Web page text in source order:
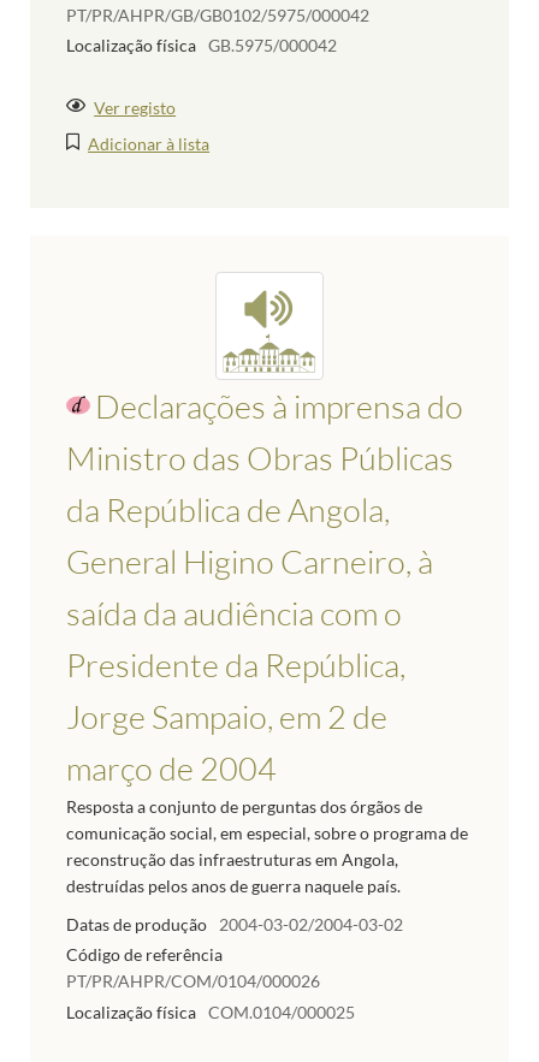
PT/PR/AHPR/GB/GB0102/5975/000042
Localização física GB.5975/000042
Ver registo
Adicionar à lista
Declarações à imprensa do
Ministro das Obras Públicas
da República de Angola,
General Higino Carneiro, à
saída da audiência com o
Presidente da República,
Jorge Sampaio, em 2 de
março de 2004
Resposta a conjunto de perguntas dos órgãos de
comunicação social, em especial, sobre o programa de
reconstrução das infraestruturas em Angola,
destruídas pelos anos de guerra naquele país.
Datas de produção
2004-03-02/2004-03-02
Código de referência
PT/PR/AHPR/COM/0104/000026
Localização física COM.0104/000025